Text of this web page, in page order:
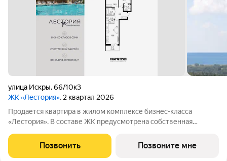
улица Искры,66/10к3
ЖК «Лестория», 2 квартал 2026
Продается квартира в жилом комплексе бизнес-класса
«Лестория». В составе ЖК предусмотрена собственная
подогреваемыми бассейнами, что соответствуют стандартам
бизнес-класса. Аквазона объединяет взрослый и
Позвонить Позвоните мне